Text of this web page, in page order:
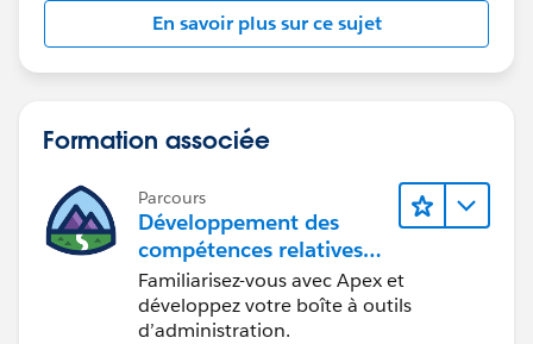
En savoir plus sur ce sujet
Formation associée
Parcours
Développement des
compétences relatives
au code Apex
Familiarisez-vous avec Apex et
développez votre boîte à outils
d’administration.